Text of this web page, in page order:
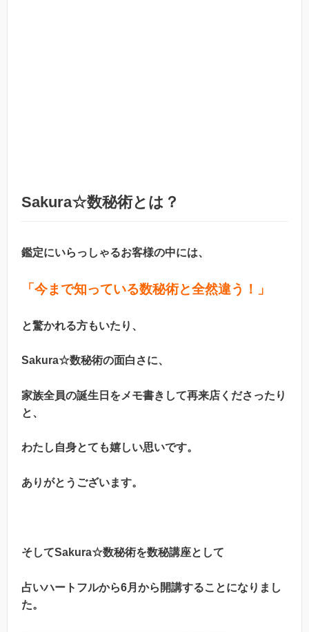
Sakura☆数秘術とは？
鑑定にいらっしゃるお客様の中には、
「今まで知っている数秘術と全然違う！」
と驚かれる方もいたり、
Sakura☆数秘術の面白さに、
家族全員の誕生日をメモ書きして再来店くださったり
と、
わたし自身とても嬉しい思いです。
ありがとうございます。
そしてSakura☆数秘術を数秘講座として
占いハートフルから6月から開講することになりまし
た。